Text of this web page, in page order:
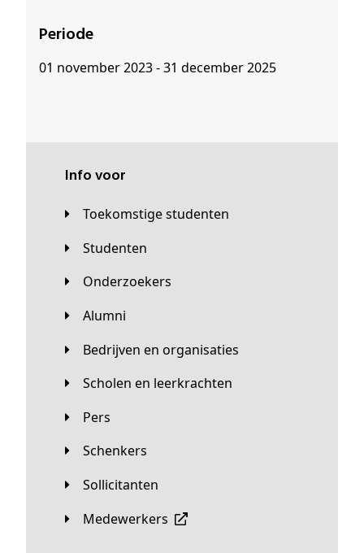
Periode
01 november 2023 - 31 december 2025
Info voor
Toekomstige studenten
Studenten
Onderzoekers
Alumni
Bedrijven en organisaties
Scholen en leerkrachten
Pers
Schenkers
Sollicitanten
Medewerkers